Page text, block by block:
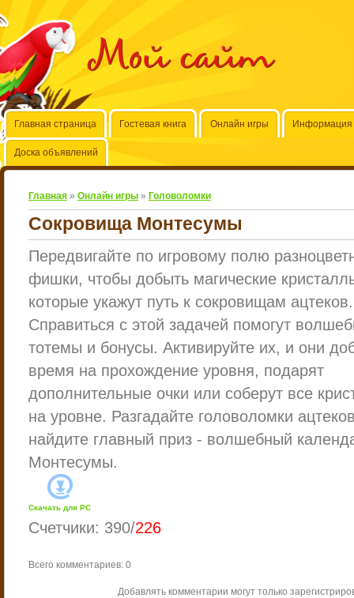
Мой сайт
Главная страница Гостевая книга Онлайн игры Информация
Доска объявлений
Главная » Онлайн игры » Головоломки
Сокровища Монтесумы
Передвигайте по игровому полю
фишки, чтобы добыть магические
которые укажут путь к сокровищам ацтеков.
Справиться с этой задачей помогут
тотемы и бонусы. Активируйте их, и они
время на прохождение уровня, подарят
дополнительные очки или соберут все
на уровне. Разгадайте головоломки
найдите главный приз - волшебный
Монтесумы.
Скачать для PC
Счетчики: 390/226
Всего комментариев: 0
Добавлять комментарии могут только